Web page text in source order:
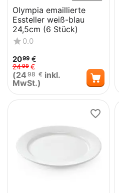
Olympia emaillierte
Essteller weiß-blau
24,5cm (6 Stück)
0.0
2099 €
2499 €
(24 98 € inkl.
MwSt.)